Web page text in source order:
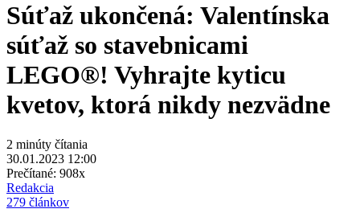
Súťaž ukončená: Valentínska
súťaž so stavebnicami
LEGO®! Vyhrajte kyticu
kvetov, ktorá nikdy nezvädne
2 minúty čítania
30.01.2023 12:00
Prečítané: 908x
Redakcia
279 článkov